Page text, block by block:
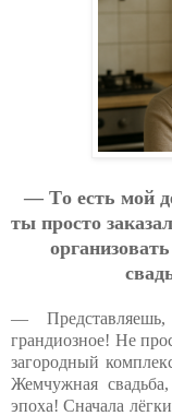
— Тo ecть мoй
ты пpocтo
—
грандиозное! Не
загородный
Жемчужная
эпоха! Сначала